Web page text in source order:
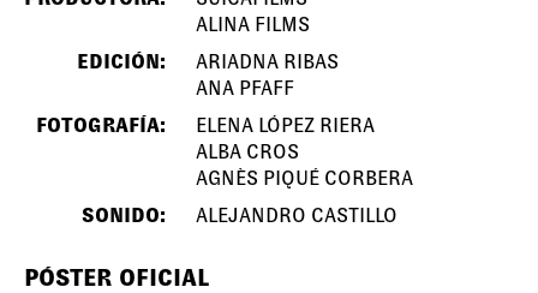
ALINA FILMS
EDICIÓN:
ARIADNA RIBAS
ANA PFAFF
FOTOGRAFÍA:
ELENA LÓPEZ RIERA
ALBA CROS
AGNÈS PIQUÉ CORBERA
SONIDO:
ALEJANDRO CASTILLO
PÓSTER OFICIAL